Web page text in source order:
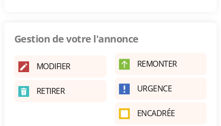
Gestion de votre l'annonce
MODIFIER
RETIRER
REMONTER
URGENCE
ENCADRÉE